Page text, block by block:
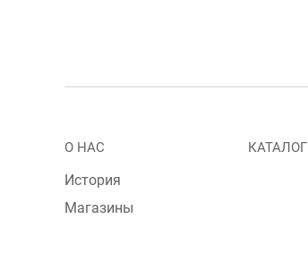
Menu
footer
О НАС
История
Магазины
КАТАЛОГ